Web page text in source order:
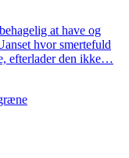
at have og
hvor smertefuld
efterlader den ikke…